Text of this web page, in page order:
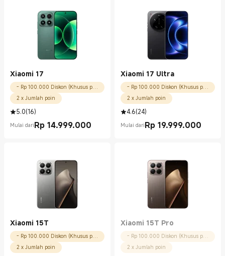
Xiaomi 17
- Rp 100.000 Diskon (Khusus pengguna baru)
2 x Jumlah poin
5.0(16)
Mulai dariRp 14.999.000
Current Price Rp 14999000.00
Xiaomi 17 Ultra
- Rp 100.000 Diskon (Khusus pengguna baru)
2 x Jumlah poin
4.6(24)
Mulai dariRp 19.999.000
Current Price Rp 19999000.00
Xiaomi 15T
- Rp 100.000 Diskon (Khusus pengguna baru)
2 x Jumlah poin
Xiaomi 15T Pro
- Rp 100.000 Diskon (Khusus pengguna baru)
2 x Jumlah poin